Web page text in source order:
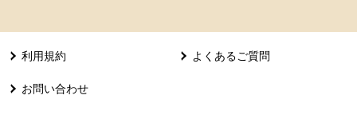
利用規約 よくあるご質問
お問い合わせ